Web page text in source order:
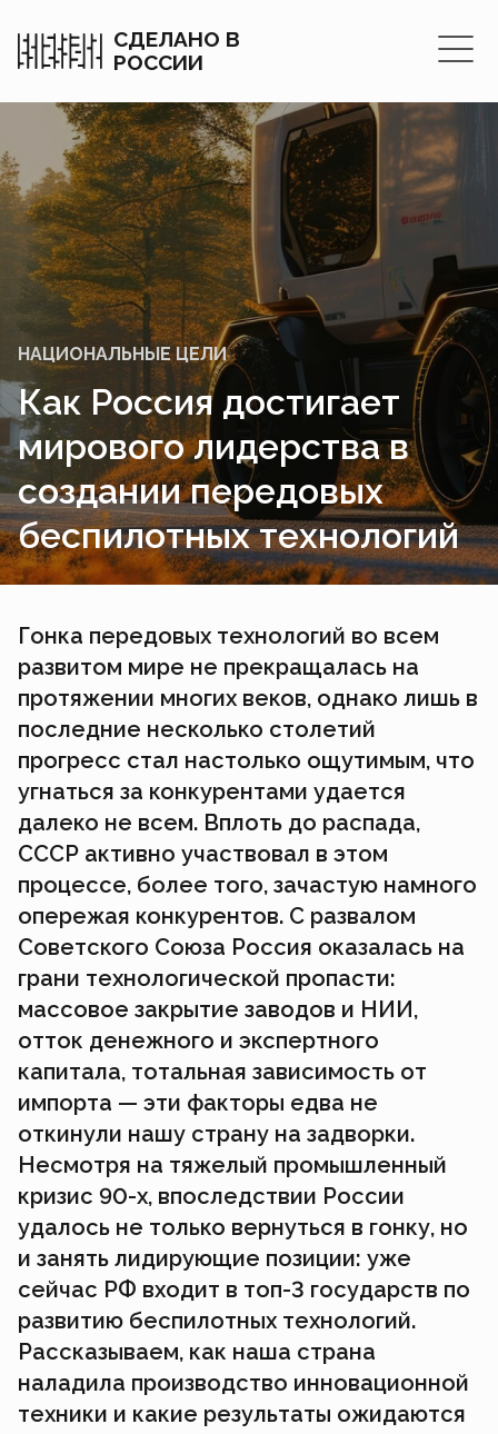
СДЕЛАНО В
РОССИИ
НАЦИОНАЛЬНЫЕ ЦЕЛИ
Как Россия достигает
мирового лидерства в
создании передовых
беспилотных технологий
Гонка передовых технологий во всем
развитом мире не прекращалась на
протяжении многих веков, однако лишь в
последние несколько столетий
прогресс стал настолько ощутимым, что
угнаться за конкурентами удается
далеко не всем. Вплоть до распада,
СССР активно участвовал в этом
процессе, более того, зачастую намного
опережая конкурентов. С развалом
Советского Союза Россия оказалась на
грани технологической пропасти:
массовое закрытие заводов и НИИ,
отток денежного и экспертного
капитала, тотальная зависимость от
импорта — эти факторы едва не
откинули нашу страну на задворки.
Несмотря на тяжелый промышленный
кризис 90-х, впоследствии России
удалось не только вернуться в гонку, но
и занять лидирующие позиции: уже
сейчас РФ входит в топ-3 государств по
развитию беспилотных технологий.
Рассказываем, как наша страна
наладила производство инновационной
техники и какие результаты ожидаются